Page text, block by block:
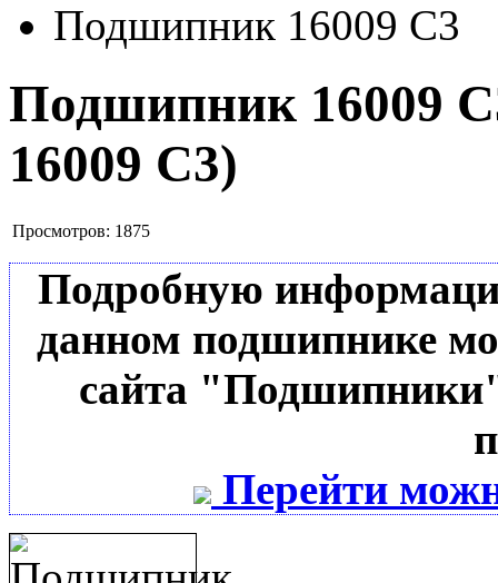
Подшипник 16009 C3
Подшипник 16009
16009 C3)
Просмотров: 1875
Подробную
данном подшипнике
сайта
Перейти